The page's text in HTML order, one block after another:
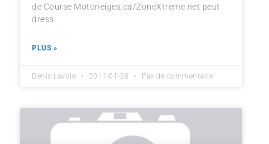
de Course Motoneiges.ca/ZoneXtreme.net peut
dress
PLUS »
Denis Lavoie 2011-01-28 Pas de commentaire